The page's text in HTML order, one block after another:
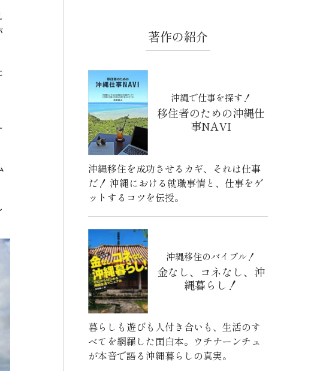
著作の紹介
沖縄で仕事を探す！
移住者のための沖縄仕
事NAVI
沖縄移住を成功させるカギ、それは仕事
だ！ 沖縄における就職事情と、仕事をゲ
ットするコツを伝授。
沖縄移住のバイブル！
金なし、コネなし、沖
縄暮らし！
暮らしも遊びも人付き合いも、生活のす
べてを網羅した面白本。ウチナーンチュ
が本音で語る沖縄暮らしの真実。